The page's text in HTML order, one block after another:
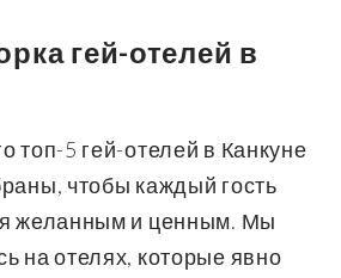
гей-отелей в
топ-5 гей-отелей в Канкуне
чтобы каждый гость
желанным и ценным. Мы
на отелях, которые явно